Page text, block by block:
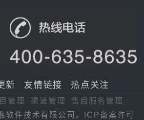
新 友情链接 热点关注
管理 渠道管理
售后服务管理
软件技术有限公司。ICP备案许可